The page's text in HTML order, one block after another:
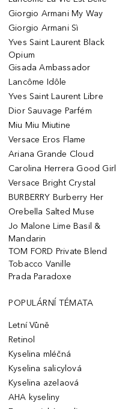
Giorgio Armani My Way
Giorgio Armani Sì
Yves Saint Laurent Black
Opium
Gisada Ambassador
Lancôme Idôle
Yves Saint Laurent Libre
Dior Sauvage Parfém
Miu Miu Miutine
Versace Eros Flame
Ariana Grande Cloud
Carolina Herrera Good Girl
Versace Bright Crystal
BURBERRY Burberry Her
Orebella Salted Muse
Jo Malone Lime Basil &
Mandarin
TOM FORD Private Blend
Tobacco Vanille
Prada Paradoxe
POPULÁRNÍ TÉMATA
Letní Vůně
Retinol
Kyselina mléčná
Kyselina salicylová
Kyselina azelaová
AHA kyseliny